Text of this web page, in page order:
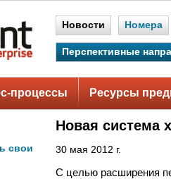
Новости Номера
Перспективные
процессы Ресурсы
свои
Новая система
30 мая 2012 г.
С целью расширения